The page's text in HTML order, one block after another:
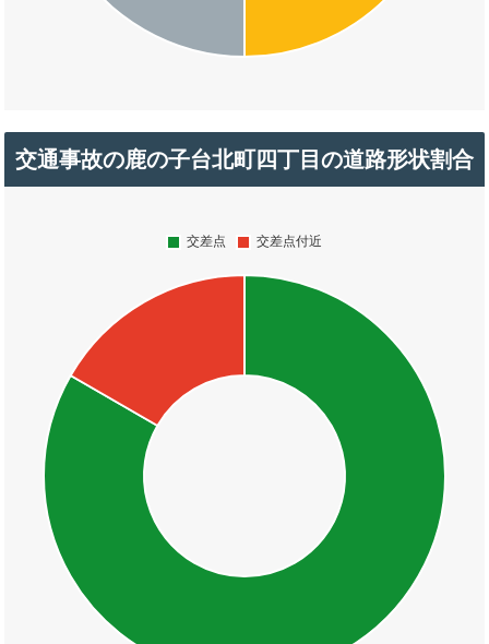
交通事故の鹿の子台北町四丁目の道路形状割合